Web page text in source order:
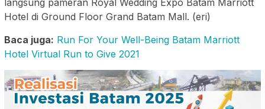
langsung pameran Royal Wedding Expo Batam Marriott
Hotel di Ground Floor Grand Batam Mall. (eri)
Baca juga: Run For Your Well-Being Batam Marriott
Hotel Virtual Run to Give 2021